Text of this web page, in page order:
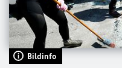
Bildinfo